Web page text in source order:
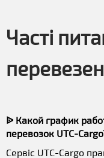
Часті
ᐉ Какой график
перевозок UTC-
Сервіс UTC-Cargo